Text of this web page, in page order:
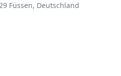
Füssen, Deutschland